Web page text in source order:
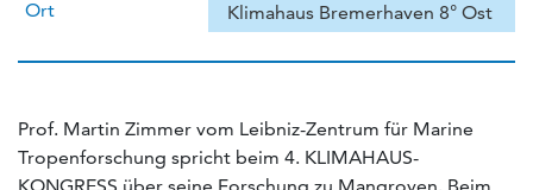
Ort
Klimahaus Bremerhaven 8° Ost
Prof. Martin Zimmer vom Leibniz-Zentrum für Marine
Tropenforschung spricht beim 4. KLIMAHAUS-